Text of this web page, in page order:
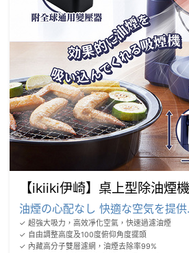
【ikiiki伊崎】桌上型除油煙
油煙の心配なし 快適な空気を提供
✓ 超強大吸力，高效凈化空氣，快速過濾油煙
✓ 自由調整高度及100度俯仰角度擺頭
✓ 內藏高分子雙層濾網，油煙去除率99%